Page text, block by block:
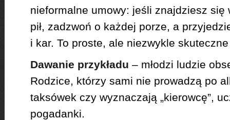
nieformalne umowy: jeśli znajdziesz się
pił, zadzwoń o każdej porze, a
i kar. To proste, ale niezwykle
Dawanie przykładu – młodzi ludzie
Rodzice, którzy sami nie prowadzą po
taksówek czy wyznaczają „kierowcę”,
pogadanki.